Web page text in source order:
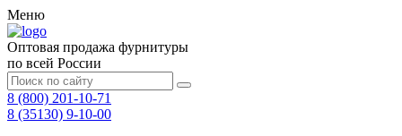
Меню
Оптовая продажа фурнитуры
по всей России
8 (800) 201-10-71
8 (35130) 9-10-00